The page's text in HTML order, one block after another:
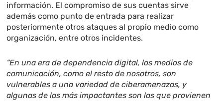
información. El compromiso de sus cuentas sirve
además como punto de entrada para realizar
posteriormente otros ataques al propio medio como
organización, entre otros incidentes.
“En una era de dependencia digital, los medios de
comunicación, como el resto de nosotros, son
vulnerables a una variedad de ciberamenazas, y
algunas de las más impactantes son las que provienen